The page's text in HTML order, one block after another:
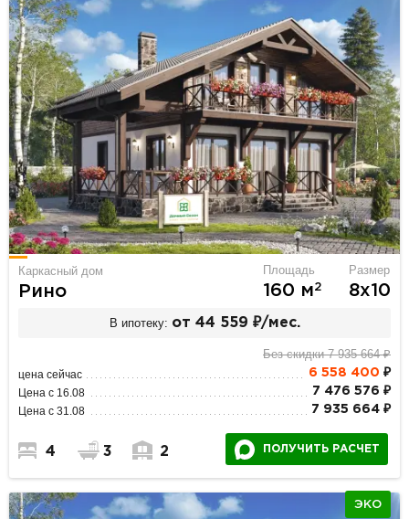
Каркасный дом
Рино
Площадь
160 м2
Размер
8х10
В ипотеку: от 44 559 ₽/мес.
Без скидки 7 935 664 ₽
цена сейчас 6 558 400 ₽
Цена с 16.08 7 476 576 ₽
Цена с 31.08 7 935 664 ₽
4 3 2 ПОЛУЧИТЬ РАСЧЕТ
ЭКО